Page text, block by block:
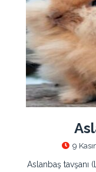
9
Aslanbaş tavşanı